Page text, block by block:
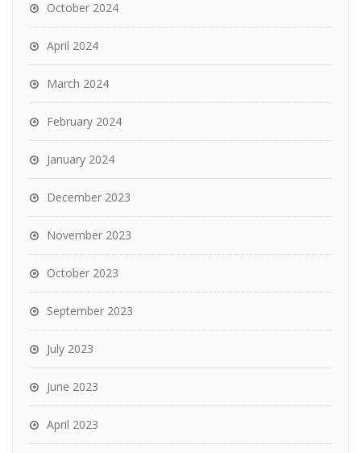
October 2024
April 2024
March 2024
February 2024
January 2024
December 2023
November 2023
October 2023
September 2023
July 2023
June 2023
April 2023